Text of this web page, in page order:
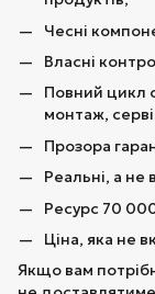
Чесні
Власні
Повний цикл
монтаж,
Прозора
Реальні, а не
Ресурс 70
Ціна, яка не
Якщо вам